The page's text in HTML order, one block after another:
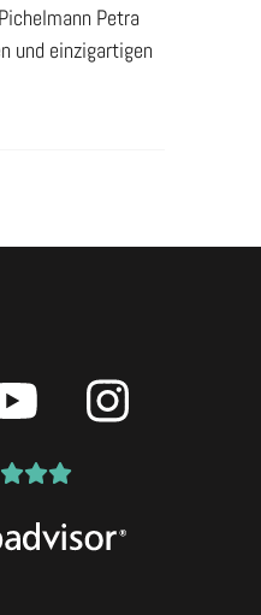
Petra
und einzigartigen
YouTube